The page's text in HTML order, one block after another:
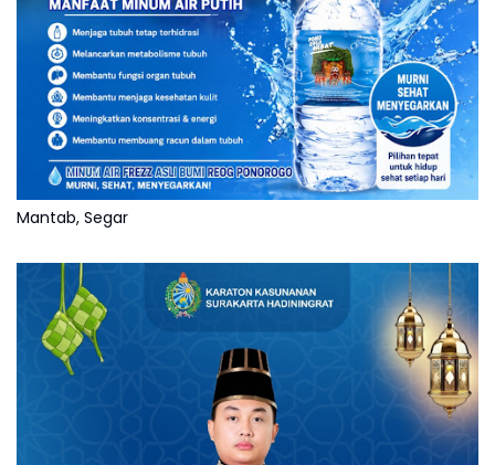
Mantab, Segar